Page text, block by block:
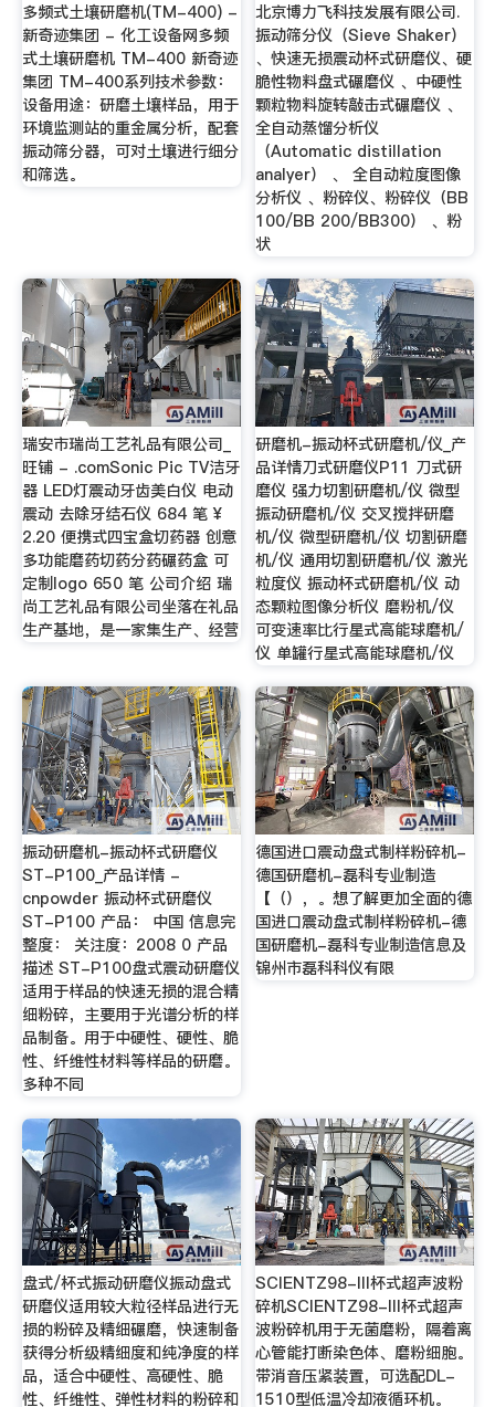
多频式土壤研磨机(TM-400) -
新奇迹集团 - 化工设备网多频
式土壤研磨机 TM-400 新奇迹
集团 TM-400系列技术参数：
设备用途：研磨土壤样品，用于
环境监测站的重金属分析，配套
振动筛分器，可对土壤进行细分
和筛选。
北京博力飞科技发展有限公司.
振动筛分仪（Sieve Shaker）
、快速无损震动杯式研磨仪、硬
脆性物料盘式碾磨仪 、中硬性
颗粒物料旋转敲击式碾磨仪 、
全自动蒸馏分析仪
（Automatic distillation
analyer） 、 全自动粒度图像
分析仪 、粉碎仪、粉碎仪（BB
100/BB 200/BB300） 、粉
状
瑞安市瑞尚工艺礼品有限公司_
旺铺 - .comSonic Pic TV洁牙
器 LED灯震动牙齿美白仪 电动
震动 去除牙结石仪 684 笔 ¥
2.20 便携式四宝盒切药器 创意
多功能磨药切药分药碾药盒 可
定制logo 650 笔 公司介绍 瑞
尚工艺礼品有限公司坐落在礼品
生产基地，是一家集生产、经营
研磨机-振动杯式研磨机/仪_产
品详情刀式研磨仪P11 刀式研
磨仪 强力切割研磨机/仪 微型
振动研磨机/仪 交叉搅拌研磨
机/仪 微型研磨机/仪 切割研磨
机/仪 通用切割研磨机/仪 激光
粒度仪 振动杯式研磨机/仪 动
态颗粒图像分析仪 磨粉机/仪
可变速率比行星式高能球磨机/
仪 单罐行星式高能球磨机/仪
振动研磨机-振动杯式研磨仪
ST-P100_产品详情 -
cnpowder 振动杯式研磨仪
ST-P100 产品： 中国 信息完
整度： 关注度：2008 0 产品
描述 ST-P100盘式震动研磨仪
适用于样品的快速无损的混合精
细粉碎，主要用于光谱分析的样
品制备。用于中硬性、硬性、脆
性、纤维性材料等样品的研磨。
多种不同
德国进口震动盘式制样粉碎机-
德国研磨机-磊科专业制造
【（），。想了解更加全面的德
国进口震动盘式制样粉碎机-德
国研磨机-磊科专业制造信息及
锦州市磊科科仪有限
盘式/杯式振动研磨仪振动盘式
研磨仪适用较大粒径样品进行无
损的粉碎及精细碾磨，快速制备
获得分析级精细度和纯净度的样
品，适合中硬性、高硬性、脆
性、纤维性、弹性材料的粉碎和
SCIENTZ98-III杯式超声波粉
碎机SCIENTZ98-III杯式超声
波粉碎机用于无菌磨粉，隔着离
心管能打断染色体、磨粉细胞。
带消音压紧装置，可选配DL-
1510型低温冷却液循环机。